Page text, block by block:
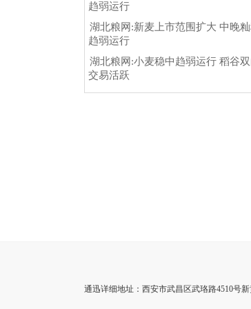
趋弱运行
湖北粮网:新麦上市范围扩大 中晚
趋弱运行
湖北粮网:小麦稳中趋弱运行 稻谷双
交易活跃
通迅详细地址：西安市武昌区武珞路4510号